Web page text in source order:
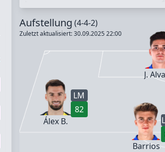
Aufstellung (4-4-2)
Zuletzt aktualisiert: 30.09.2025 22:00
Barrios
LM
82
Álex B.
J.